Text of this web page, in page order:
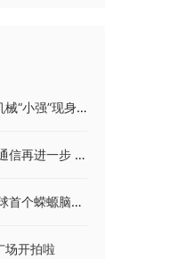
研究人员：可充电遥控半机械“小强”现身 能帮助检查危险区域或监测环境
探路脑机交互 人工神经元通信再进一步 相关成果发表于《自然·电子学》
大脑受伤后如何复原？ 全球首个蝾螈脑再生时空图谱问世
场开拍啦